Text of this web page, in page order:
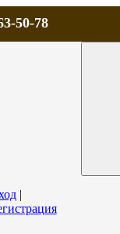
50-78
|